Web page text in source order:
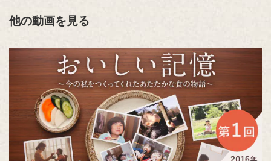
他の動画を見る